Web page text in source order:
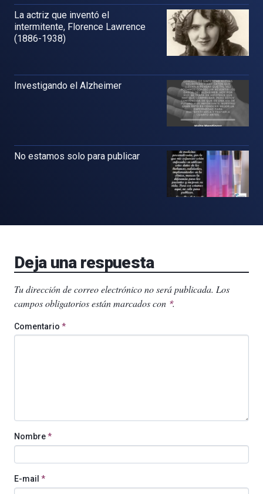
La actriz que inventó el
intermitente, Florence Lawrence
(1886-1938)
Investigando el Alzheimer
No estamos solo para publicar
Deja una respuesta
Tu dirección de correo electrónico no será publicada. Los
campos obligatorios están marcados con *.
Comentario *
Nombre*
E-mail *